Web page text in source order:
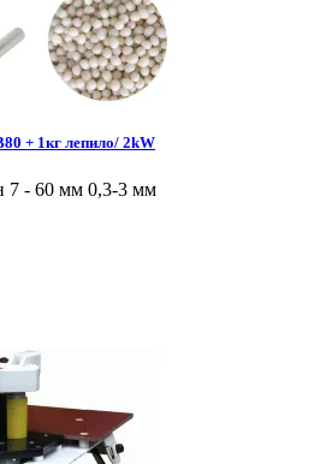
+ 1кг лепило/ 2kW
7 - 60 мм 0,3-3 мм